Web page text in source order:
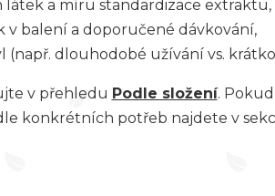
c
í
p
r
látek a míru standardizace extraktu,
v balení a doporučené dávkování,
(např. dlouhodobé užívání vs.
v přehledu Podle složení.
konkrétních potřeb najdete v